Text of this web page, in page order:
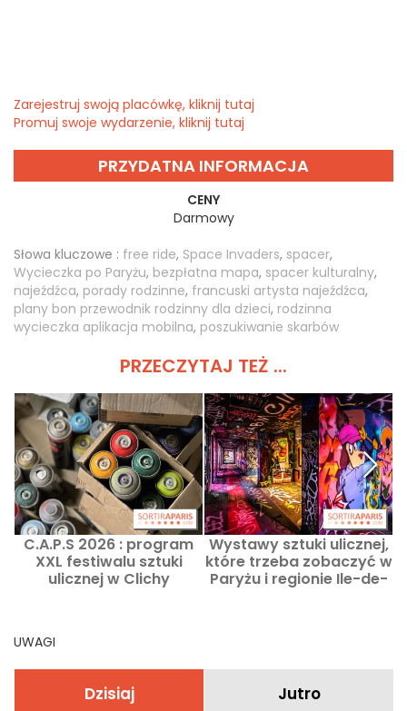
Zarejestruj swoją placówkę, kliknij tutaj
Promuj swoje wydarzenie, kliknij tutaj
PRZYDATNA INFORMACJA
CENY
Darmowy
Słowa kluczowe : free ride, Space Invaders, spacer,
Wycieczka po Paryżu, bezpłatna mapa, spacer kulturalny,
najeźdźca, porady rodzinne, francuski artysta najeźdźca,
plany bon przewodnik rodzinny dla dzieci, rodzinna
wycieczka aplikacja mobilna, poszukiwanie skarbów
PRZECZYTAJ TEŻ ...
C.A.P.S 2026 : program
XXL festiwalu sztuki
ulicznej w Clichy
Wystawy sztuki ulicznej,
które trzeba zobaczyć w
Paryżu i regionie Ile-de-
UWAGI
Dzisiaj Jutro